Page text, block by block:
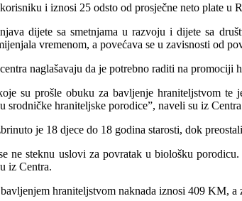
i iznosi 25 odsto od prosječne neto plate u
dijete sa smetnjama u razvoju i dijete sa
vremenom, a povećava se u zavisnosti od
naglašavaju da je potrebno raditi na
su prošle obuku za bavljenje hraniteljstvom
srodničke hraniteljske porodice”, naveli su iz
je 18 djece do 18 godina starosti, dok
ne steknu uslovi za povratak u biološku
iz Centra.
hraniteljstvom naknada iznosi 409 KM,